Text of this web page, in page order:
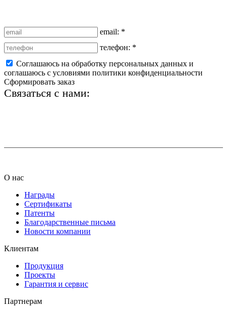
email: *
телефон: *
Соглашаюсь на обработку персональных данных и
соглашаюсь с условиями политики конфиденциальности
Сформировать заказ
Связаться с нами:
О нас
Награды
Сертификаты
Патенты
Благодарственные письма
Новости компании
Клиентам
Продукция
Проекты
Гарантия и сервис
Партнерам